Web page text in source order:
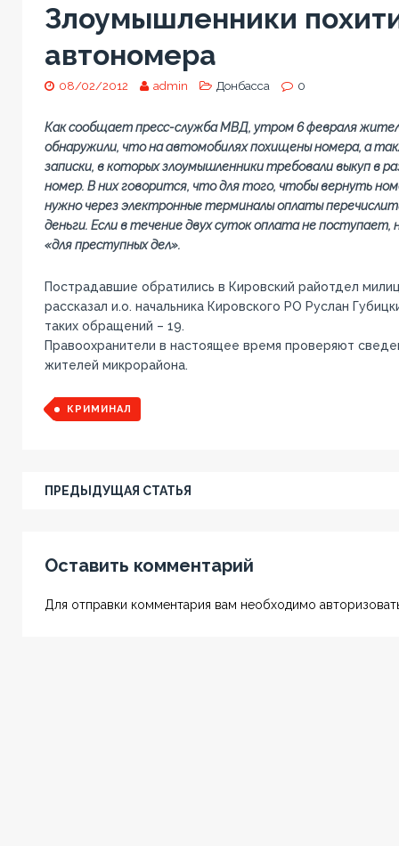
Злоумышленники
автономера
08/02/2012 admin Донбасса 0
Как сообщает пресс-служба МВД, утром 6 февраля
обнаружили, что на автомобилях похищены номера, а
записки, в которых злоумышленники требовали выкуп в
номер. В них говорится, что для того, чтобы вернуть
нужно через электронные терминалы оплаты
деньги. Если в течение двух суток оплата не
«для преступных дел».
Пострадавшие обратились в Кировский райотдел
рассказал и.о. начальника Кировского РО Руслан
таких обращений – 19.
Правоохранители в настоящее время проверяют
жителей микрорайона.
КРИМИНАЛ
ПРЕДЫДУЩАЯ СТАТЬЯ
Оставить комментарий
Для отправки комментария вам необходимо